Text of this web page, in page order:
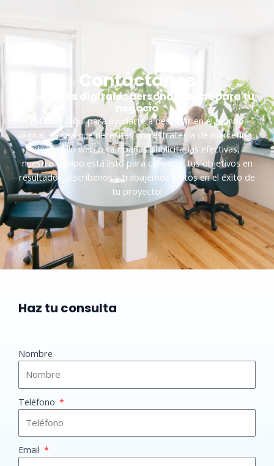
Contáctanos
Soluciones digitales personalizadas para tu
negocio
Estamos aquí para ayudarte a destacar en el mundo
digital. Ya sea que necesites una estrategia de marketing,
desarrollo web o campañas publicitarias efectivas,
nuestro equipo está listo para convertir tus objetivos en
resultados. ¡Escríbenos y trabajemos juntos en el éxito de
tu proyecto!
Haz tu consulta
Nombre
Teléfono
Email